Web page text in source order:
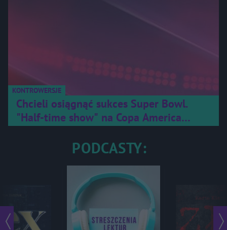
KONTROWERSJE
Chcieli osiągnąć sukces Super Bowl.
"Half-time show" na Copa America
PODCASTY: